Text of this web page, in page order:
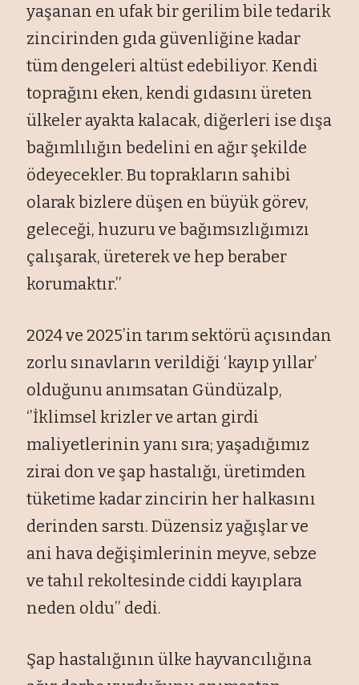
yaşanan en ufak bir gerilim bile tedarik
zincirinden gıda güvenliğine kadar
tüm dengeleri altüst edebiliyor. Kendi
toprağını eken, kendi gıdasını üreten
ülkeler ayakta kalacak, diğerleri ise dışa
bağımlılığın bedelini en ağır şekilde
ödeyecekler. Bu toprakların sahibi
olarak bizlere düşen en büyük görev,
geleceği, huzuru ve bağımsızlığımızı
çalışarak, üreterek ve hep beraber
korumaktır.’’
2024 ve 2025’in tarım sektörü açısından
zorlu sınavların verildiği ‘kayıp yıllar’
olduğunu anımsatan Gündüzalp,
‘’İklimsel krizler ve artan girdi
maliyetlerinin yanı sıra; yaşadığımız
zirai don ve şap hastalığı, üretimden
tüketime kadar zincirin her halkasını
derinden sarstı. Düzensiz yağışlar ve
ani hava değişimlerinin meyve, sebze
ve tahıl rekoltesinde ciddi kayıplara
neden oldu’’ dedi.
Şap hastalığının ülke hayvancılığına